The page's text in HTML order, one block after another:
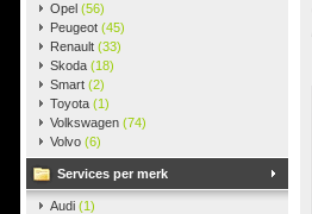
Opel (56)
Peugeot (45)
Renault (33)
Skoda (18)
Smart (2)
Toyota (1)
Volkswagen (74)
Volvo (6)
Services per merk
Audi (1)